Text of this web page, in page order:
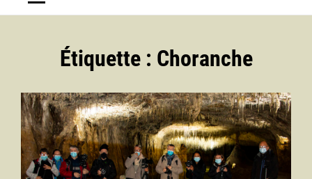
Étiquette : Choranche